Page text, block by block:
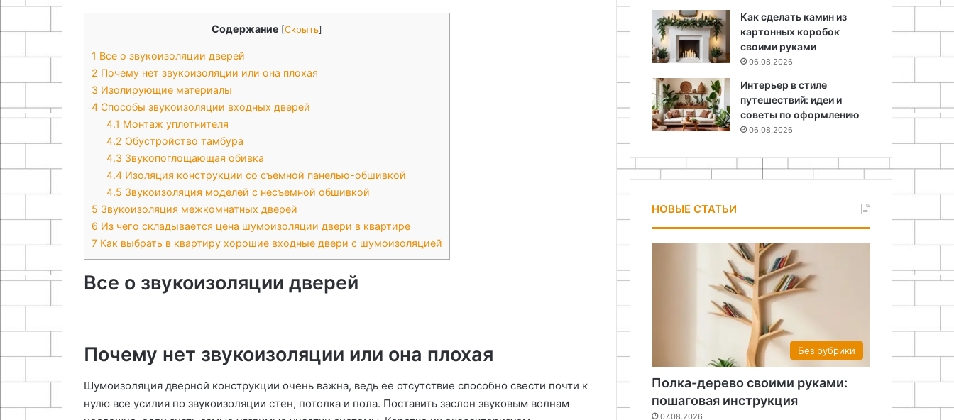
Содержание [Скрыть]
1 Все о звукоизоляции дверей
2 Почему нет звукоизоляции или она плохая
3 Изолирующие материалы
4 Способы звукоизоляции входных дверей
4.1 Монтаж уплотнителя
4.2 Обустройство тамбура
4.3 Звукопоглощающая обивка
4.4 Изоляция конструкции со съемной панелью-обшивкой
4.5 Звукоизоляция моделей с несъемной обшивкой
5 Звукоизоляция межкомнатных дверей
6 Из чего складывается цена шумоизоляции двери в квартире
7 Как выбрать в квартиру хорошие входные двери с шумоизоляцией
Все о звукоизоляции дверей
Почему нет звукоизоляции или она плохая
Шумоизоляция дверной конструкции очень важна, ведь ее отсутствие способно свести почти к
нулю все усилия по звукоизоляции стен, потолка и пола. Поставить заслон звуковым волнам
Как сделать камин из
картонных коробок
своими руками
06.08.2026
Интерьер в стиле
путешествий: идеи и
советы по оформлению
06.08.2026
НОВЫЕ СТАТЬИ
Без рубрики
Полка-дерево своими руками:
пошаговая инструкция
07.08.2026